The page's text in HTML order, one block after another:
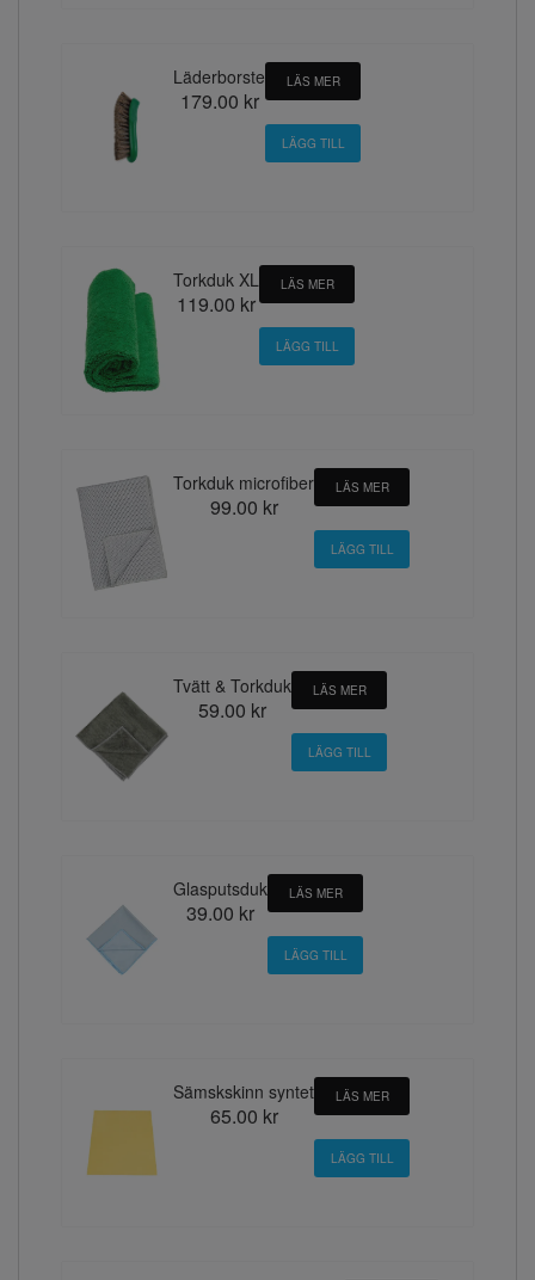
Läderborste
179.00 kr
LÄS MER
Torkduk XL
119.00 kr
LÄS MER
Torkduk microfiber
99.00 kr
LÄS MER
Tvätt & Torkduk
59.00 kr
LÄS MER
Glasputsduk
39.00 kr
LÄS MER
Sämskskinn syntet
65.00 kr
LÄS MER